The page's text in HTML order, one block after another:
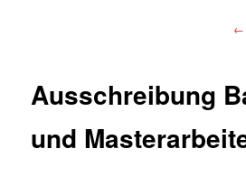
←
Ausschreibung
und